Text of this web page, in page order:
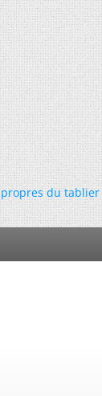
propres du tablier